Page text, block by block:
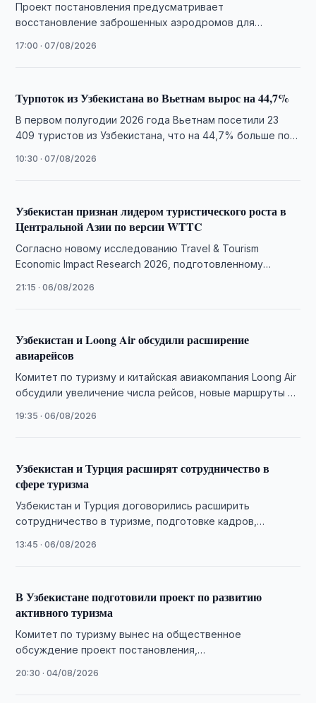
Проект постановления предусматривает
восстановление заброшенных аэродромов для
импорт профильного оборудования.
17:00 · 07/08/2026
Турпоток из Узбекистана во Вьетнам вырос на 44,7%
В первом полугодии 2026 года Вьетнам посетили 23
409 туристов из Узбекистана, что на 44,7% больше по
10:30 · 07/08/2026
Узбекистан признан лидером туристического роста в
Центральной Азии по версии WTTC
Согласно новому исследованию Travel & Tourism
Economic Impact Research 2026, подготовленному
Travel & …
21:15 · 06/08/2026
Узбекистан и Loong Air обсудили расширение
авиарейсов
Комитет по туризму и китайская авиакомпания Loong Air
обсудили увеличение числа рейсов, новые маршруты и
19:35 · 06/08/2026
Узбекистан и Турция расширят сотрудничество в
сфере туризма
Узбекистан и Турция договорились расширить
сотрудничество в туризме, подготовке кадров,
туристических инициатив.
13:45 · 06/08/2026
В Узбекистане подготовили проект по развитию
активного туризма
Комитет по туризму вынес на общественное
обсуждение проект постановления,
малой авиации и туристической инфраструктуры.
20:30 · 04/08/2026